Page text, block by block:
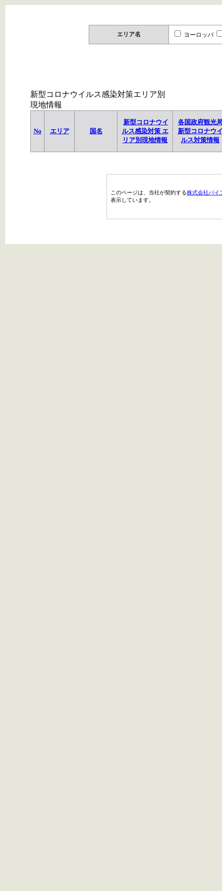
エリア名 ヨーロッパ
新型コロナウイルス感染対策エリア別
現地情報
No エリア 国名
新型コロナウイ
ルス感染対策 エ
リア別現地情報
各国政府観光
新型コロナウ
ルス対策情報
このページは、当社が契約する株式会社パイ
表示しています。